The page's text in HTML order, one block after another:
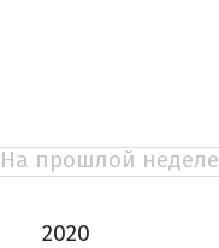
На прошлой неделе
2020